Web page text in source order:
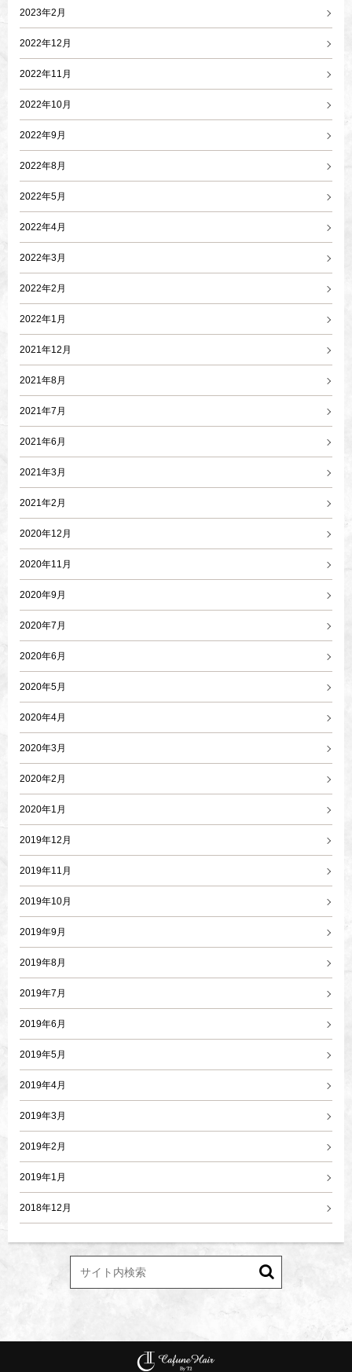
2023年2月
2022年12月
2022年11月
2022年10月
2022年9月
2022年8月
2022年5月
2022年4月
2022年3月
2022年2月
2022年1月
2021年12月
2021年8月
2021年7月
2021年6月
2021年3月
2021年2月
2020年12月
2020年11月
2020年9月
2020年7月
2020年6月
2020年5月
2020年4月
2020年3月
2020年2月
2020年1月
2019年12月
2019年11月
2019年10月
2019年9月
2019年8月
2019年7月
2019年6月
2019年5月
2019年4月
2019年3月
2019年2月
2019年1月
2018年12月